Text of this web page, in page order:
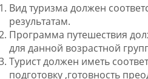
Вид туризма должен
результатам.
Программа путешествия
для данной возрастной
Турист должен иметь
подготовку ,готовность